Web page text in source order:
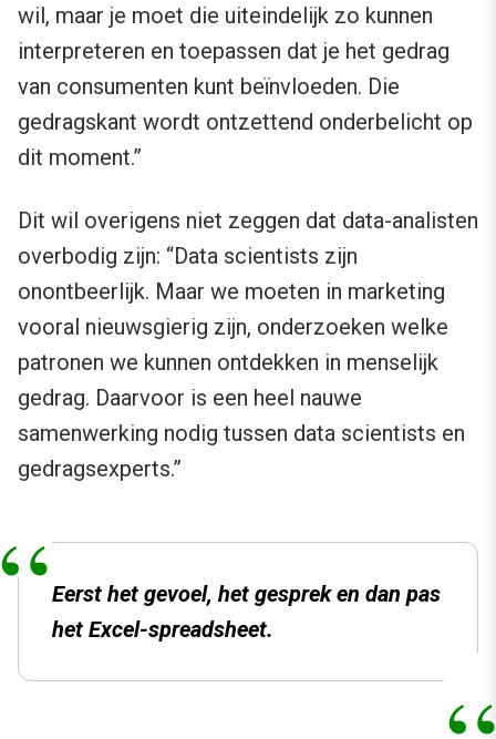
wil, maar je moet die uiteindelijk zo kunnen
interpreteren en toepassen dat je het gedrag
van consumenten kunt beïnvloeden. Die
gedragskant wordt ontzettend onderbelicht op
dit moment.”
Dit wil overigens niet zeggen dat data-analisten
overbodig zijn: “Data scientists zijn
onontbeerlijk. Maar we moeten in marketing
vooral nieuwsgierig zijn, onderzoeken welke
patronen we kunnen ontdekken in menselijk
gedrag. Daarvoor is een heel nauwe
samenwerking nodig tussen data scientists en
gedragsexperts.”
Eerst het gevoel, het gesprek en dan pas
het Excel-spreadsheet.